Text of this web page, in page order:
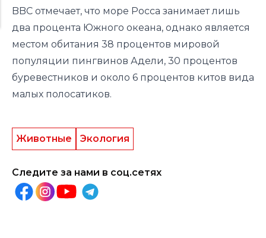
BBC отмечает, что море Росса занимает лишь
два процента Южного океана, однако является
местом обитания 38 процентов мировой
популяции пингвинов Адели, 30 процентов
буревестников и около 6 процентов китов вида
малых полосатиков.
Животные Экология
Следите за нами в соц.сетях